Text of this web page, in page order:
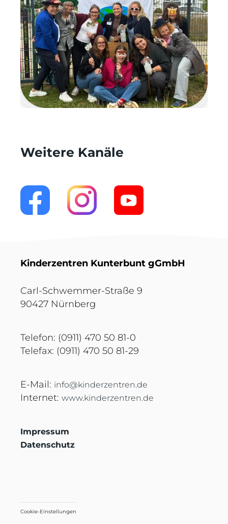
Weitere Kanäle
Kinderzentren Kunterbunt gGmbH
Carl-Schwemmer-Straße 9
90427 Nürnberg
Telefon: (0911) 470 50 81-0
Telefax: (0911) 470 50 81-29
E-Mail: info@kinderzentren.de
Internet: www.kinderzentren.de
Impressum
Datenschutz
Cookie-Einstellungen